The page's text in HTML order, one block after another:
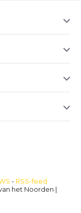
- RSS-feed
het Noorden |